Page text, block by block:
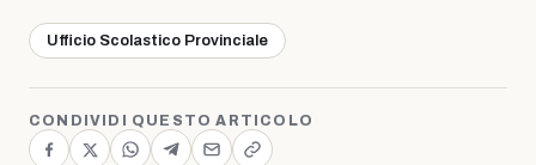
Ufficio Scolastico Provinciale
CONDIVIDI QUESTO ARTICOLO